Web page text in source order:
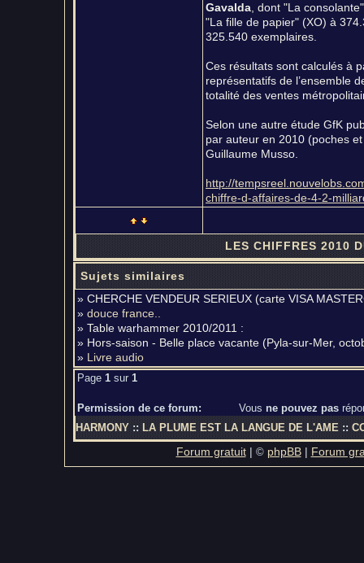
Gavalda , dont "La
"La fille de papier" (XO) à
325.540 exemplaires.
Ces résultats sont calculés à
représentatifs de l’ensemble
totalité des ventes
Selon une autre étude GfK
par auteur en 2010 (poches
Guillaume Musso.
http://
chiffre-d-affaires-de-4-2-
LES CHIFFRES 2010
Sujets similaires
» CHERCHE VENDEUR SERIEUX (carte VISA
» douce france..
» Table warhammer 2010/2011 :
» Hors-saison - Belle place vacante (Pyla-sur-Mer,
» Livre audio
Page 1 sur 1
Permission de ce forum: Vous ne pouvez pas
HARMONY:: LA PLUME EST LA LANGUE DE L'AME::
Forum gratuit| © phpBB| Forum